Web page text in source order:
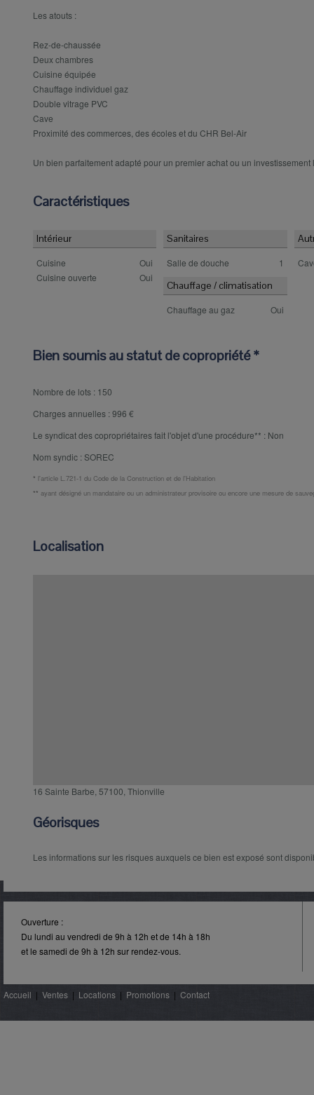
Les atouts :
Rez-de-chaussée
Deux chambres
Cuisine équipée
Chauffage individuel gaz
Double vitrage PVC
Cave
Proximité des commerces, des écoles et du CHR Bel-Air
Un bien parfaitement adapté pour un premier achat ou un investissement
Caractéristiques
Intérieur
Cuisine
Oui
Cuisine ouverte
Oui
Sanitaires
Salle de douche 1
Chauffage / climatisation
Chauffage au gaz Oui
Bien soumis au statut de copropriété *
Nombre de lots : 150
Charges annuelles : 996 €
Le syndicat des copropriétaires fait l'objet d'une procédure** : Non
Nom syndic : SOREC
* l'article L.721-1 du Code de la Construction et de l'Habitation
** ayant désigné un mandataire ou un administrateur provisoire ou encore une mesure de
Localisation
16 Sainte Barbe, 57100, Thionville
Géorisques
Les informations sur les risques auxquels ce bien est exposé sont
Ouverture :
Du lundi au vendredi de 9h à 12h et de 14h à 18h
et le samedi de 9h à 12h sur rendez-vous.
Accueil | Ventes | Locations | Promotions | Contact